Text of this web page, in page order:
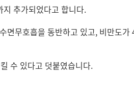
추가되었다고 합니다.
면무호흡을 동반하고 있고, 비만도가
수 있다고 덧붙였습니다.